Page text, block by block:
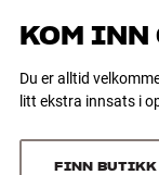
KOM INN
Du er alltid
litt ekstra innsats i
FINN BUTIKK